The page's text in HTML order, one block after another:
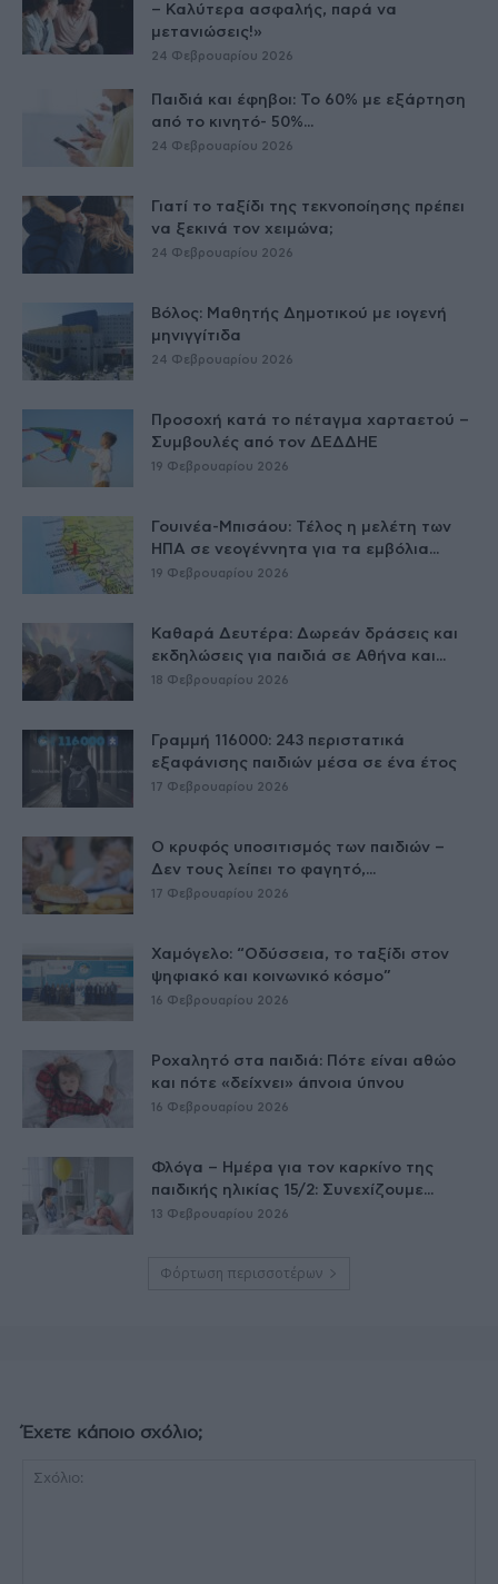
– Καλύτερα ασφαλής, παρά να
μετανιώσεις!»
24 Φεβρουαρίου 2026
Παιδιά και έφηβοι: Το 60% με εξάρτηση
από το κινητό- 50%...
24 Φεβρουαρίου 2026
Γιατί το ταξίδι της τεκνοποίησης πρέπει
να ξεκινά τον χειμώνα;
24 Φεβρουαρίου 2026
Βόλος: Μαθητής Δημοτικού με ιογενή
μηνιγγίτιδα
24 Φεβρουαρίου 2026
Προσοχή κατά το πέταγμα χαρταετού –
Συμβουλές από τον ΔΕΔΔΗΕ
19 Φεβρουαρίου 2026
Γουινέα-Μπισάου: Τέλος η μελέτη των
ΗΠΑ σε νεογέννητα για τα εμβόλια...
19 Φεβρουαρίου 2026
Καθαρά Δευτέρα: Δωρεάν δράσεις και
εκδηλώσεις για παιδιά σε Αθήνα και...
18 Φεβρουαρίου 2026
Γραμμή 116000: 243 περιστατικά
εξαφάνισης παιδιών μέσα σε ένα έτος
17 Φεβρουαρίου 2026
Ο κρυφός υποσιτισμός των παιδιών –
Δεν τους λείπει το φαγητό,...
17 Φεβρουαρίου 2026
Χαμόγελο: “Οδύσσεια, το ταξίδι στον
ψηφιακό και κοινωνικό κόσμο”
16 Φεβρουαρίου 2026
Ροχαλητό στα παιδιά: Πότε είναι αθώο
και πότε «δείχνει» άπνοια ύπνου
16 Φεβρουαρίου 2026
Φλόγα – Ημέρα για τον καρκίνο της
παιδικής ηλικίας 15/2: Συνεχίζουμε...
13 Φεβρουαρίου 2026
Φόρτωση περισσοτέρων
Έχετε κάποιο σχόλιο;